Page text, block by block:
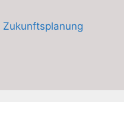
Zukunftsplanung